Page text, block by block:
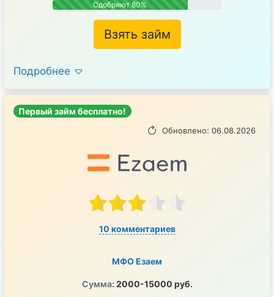
Одобряют 80%
Взять займ
Подробнее
Первый займ бесплатно!
Обновлено: 06.08.2026
10 комментариев
МФО Езаем
Сумма: 2000-15000 руб.